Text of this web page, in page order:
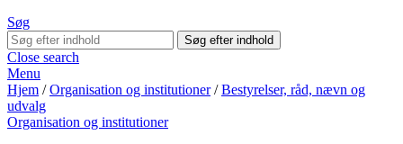
Søg
Close search
Menu
Hjem /Organisation og institutioner/Bestyrelser, råd, nævn og
udvalg
Organisation og institutioner